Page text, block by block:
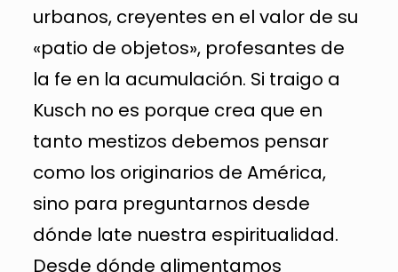
urbanos, creyentes en el valor de su
«patio de objetos», profesantes de
la fe en la acumulación. Si traigo a
Kusch no es porque crea que en
tanto mestizos debemos pensar
como los originarios de América,
sino para preguntarnos desde
dónde late nuestra espiritualidad.
Desde dónde alimentamos